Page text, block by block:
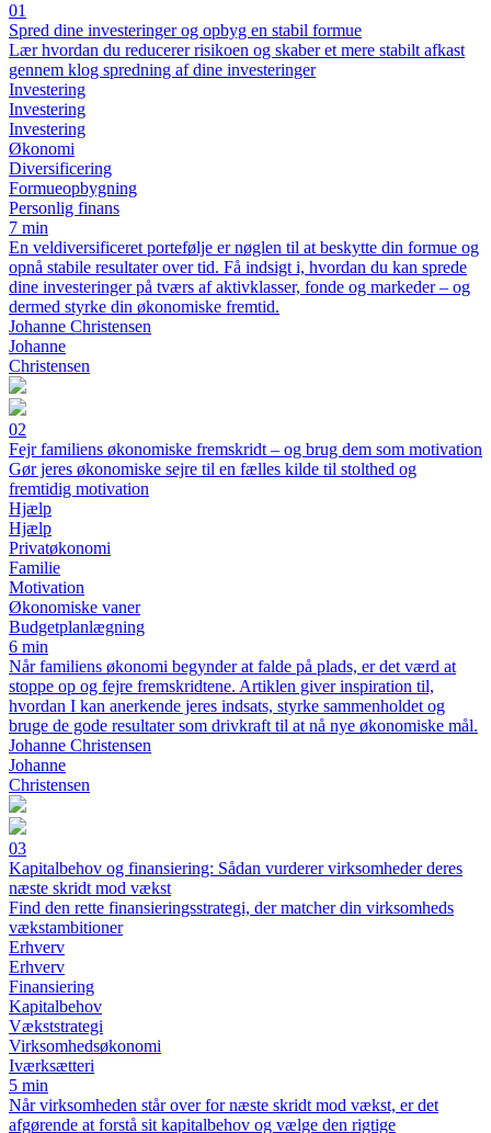
01
Spred dine investeringer og opbyg en stabil formue
Lær hvordan du reducerer risikoen og skaber et mere stabilt afkast
gennem klog spredning af dine investeringer
Investering
Investering
Investering
Økonomi
Diversificering
Formueopbygning
Personlig finans
7 min
En veldiversificeret portefølje er nøglen til at beskytte din formue og
opnå stabile resultater over tid. Få indsigt i, hvordan du kan sprede
dine investeringer på tværs af aktivklasser, fonde og markeder – og
dermed styrke din økonomiske fremtid.
Johanne Christensen
Johanne
Christensen
02
Fejr familiens økonomiske fremskridt – og brug dem som motivation
Gør jeres økonomiske sejre til en fælles kilde til stolthed og
fremtidig motivation
Hjælp
Hjælp
Privatøkonomi
Familie
Motivation
Økonomiske vaner
Budgetplanlægning
6 min
Når familiens økonomi begynder at falde på plads, er det værd at
stoppe op og fejre fremskridtene. Artiklen giver inspiration til,
hvordan I kan anerkende jeres indsats, styrke sammenholdet og
bruge de gode resultater som drivkraft til at nå nye økonomiske mål.
Johanne Christensen
Johanne
Christensen
03
Kapitalbehov og finansiering: Sådan vurderer virksomheder deres
næste skridt mod vækst
Find den rette finansieringsstrategi, der matcher din virksomheds
vækstambitioner
Erhverv
Erhverv
Finansiering
Kapitalbehov
Vækststrategi
Virksomhedsøkonomi
Iværksætteri
5 min
Når virksomheden står over for næste skridt mod vækst, er det
afgørende at forstå sit kapitalbehov og vælge den rigtige